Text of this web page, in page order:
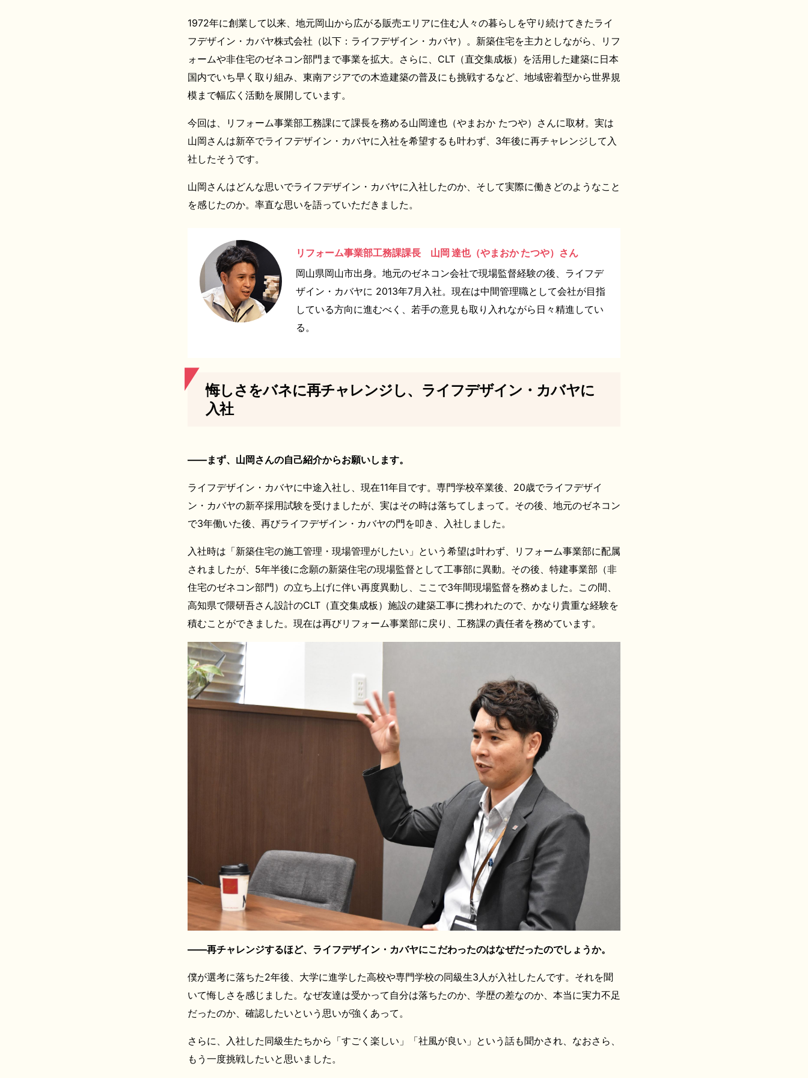
1972年に創業して以来、地元岡山から広がる販売エリアに住む人々の暮らしを守り続けてきたライ
フデザイン・カバヤ株式会社（以下：ライフデザイン・カバヤ）。新築住宅を主力としながら、リフ
ォームや非住宅のゼネコン部門まで事業を拡大。さらに、CLT（直交集成板）を活用した建築に日本
国内でいち早く取り組み、東南アジアでの木造建築の普及にも挑戦するなど、地域密着型から世界規
模まで幅広く活動を展開しています。
今回は、リフォーム事業部工務課にて課長を務める山岡達也（やまおか たつや）さんに取材。実は
山岡さんは新卒でライフデザイン・カバヤに入社を希望するも叶わず、3年後に再チャレンジして入
社したそうです。
山岡さんはどんな思いでライフデザイン・カバヤに入社したのか、そして実際に働きどのようなこと
を感じたのか。率直な思いを語っていただきました。
リフォーム事業部工務課課長 山岡 達也（やまおか たつや）さん
岡山県岡山市出身。地元のゼネコン会社で現場監督経験の後、ライフデ
ザイン・カバヤに 2013年7月入社。現在は中間管理職として会社が目指
している方向に進むべく、若手の意見も取り入れながら日々精進してい
る。
悔しさをバネに再チャレンジし、ライフデザイン・カバヤに
入社
――まず、山岡さんの自己紹介からお願いします。
ライフデザイン・カバヤに中途入社し、現在11年目です。専門学校卒業後、20歳でライフデザイ
ン・カバヤの新卒採用試験を受けましたが、実はその時は落ちてしまって。その後、地元のゼネコン
で3年働いた後、再びライフデザイン・カバヤの門を叩き、入社しました。
入社時は「新築住宅の施工管理・現場管理がしたい」という希望は叶わず、リフォーム事業部に配属
されましたが、5年半後に念願の新築住宅の現場監督として工事部に異動。その後、特建事業部（非
住宅のゼネコン部門）の立ち上げに伴い再度異動し、ここで3年間現場監督を務めました。この間、
高知県で隈研吾さん設計のCLT（直交集成板）施設の建築工事に携われたので、かなり貴重な経験を
積むことができました。現在は再びリフォーム事業部に戻り、工務課の責任者を務めています。
――再チャレンジするほど、ライフデザイン・カバヤにこだわったのはなぜだったのでしょうか。
僕が選考に落ちた2年後、大学に進学した高校や専門学校の同級生3人が入社したんです。それを聞
いて悔しさを感じました。なぜ友達は受かって自分は落ちたのか、学歴の差なのか、本当に実力不足
だったのか、確認したいという思いが強くあって。
さらに、入社した同級生たちから「すごく楽しい」「社風が良い」という話も聞かされ、なおさら、
もう一度挑戦したいと思いました。